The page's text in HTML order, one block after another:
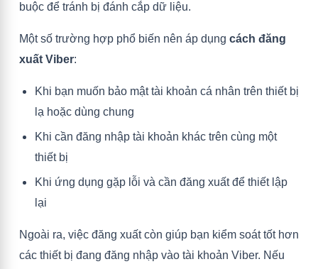
buộc để tránh bị đánh cắp dữ liệu.
Một số trường hợp phổ biến nên áp dụng cách đăng
xuất Viber:
Khi bạn muốn bảo mật tài khoản cá nhân trên thiết bị
lạ hoặc dùng chung
Khi cần đăng nhập tài khoản khác trên cùng một
thiết bị
Khi ứng dụng gặp lỗi và cần đăng xuất để thiết lập
lại
Ngoài ra, việc đăng xuất còn giúp bạn kiểm soát tốt hơn
các thiết bị đang đăng nhập vào tài khoản Viber. Nếu